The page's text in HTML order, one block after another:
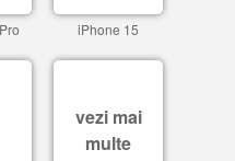
iPhone 15
vezi mai
multe